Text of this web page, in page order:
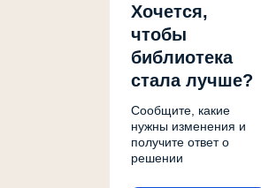
Хочется,
чтобы
библиотека
стала лучше?
Сообщите, какие
нужны изменения и
получите ответ о
решении